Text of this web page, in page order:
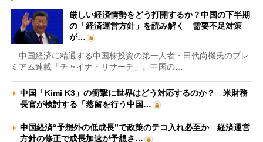
厳しい経済情勢をどう打開するか？中国の下半期
の「経済運営方針」を読み解く 需要不足対策
が…
中国経済に精通する中国株投資の第一人者・田代尚機氏のプレ
ミアム連載「チャイナ・リサーチ」。中国の…
中国「Kimi K3」の衝撃に世界はどう対応するのか？ 米財務
長官が検討する「蒸留を行う中国…
中国経済“予想外の低成長”で政策のテコ入れ必至か 経済運営
方針の修正で成長加速が予想さ…